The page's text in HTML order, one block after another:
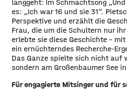
langgeht: Im Schmachtsong
es: „Ich war 16 und sie 31“.
Perspektive und erzählt die
Frau, die um die Schultern nur
erlebte sie diese Geschichte –
ein ernüchterndes Recherche-
Das Ganze spielte sich nicht auf
sondern am Großenbaumer See
Für engagierte Mitsinger und für